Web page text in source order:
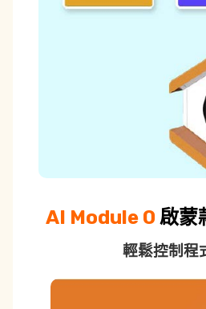
AI Module 0 啟蒙
輕鬆控制程